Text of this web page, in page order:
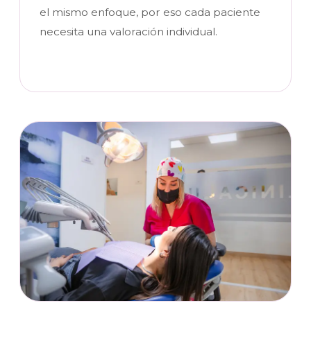
el mismo enfoque, por eso cada paciente
necesita una valoración individual.